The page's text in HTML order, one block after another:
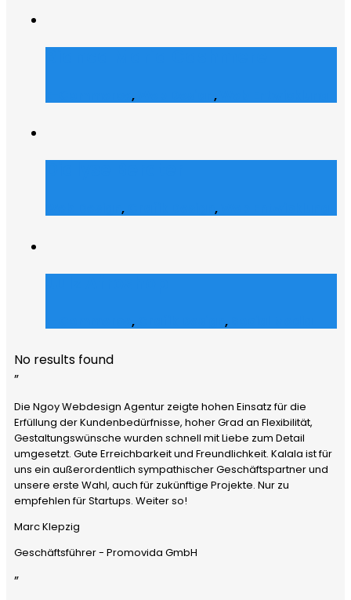
, ,
, ,
, ,
No results found
”
Die Ngoy Webdesign Agentur zeigte hohen Einsatz für die
Erfüllung der Kundenbedürfnisse, hoher Grad an Flexibilität,
Gestaltungswünsche wurden schnell mit Liebe zum Detail
umgesetzt. Gute Erreichbarkeit und Freundlichkeit. Kalala ist für
uns ein außerordentlich sympathischer Geschäftspartner und
unsere erste Wahl, auch für zukünftige Projekte. Nur zu
empfehlen für Startups. Weiter so!
Marc Klepzig
Geschäftsführer - Promovida GmbH
”